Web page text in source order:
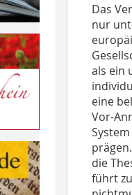
Das
nur
als ein
eine
Vor-
die
führt